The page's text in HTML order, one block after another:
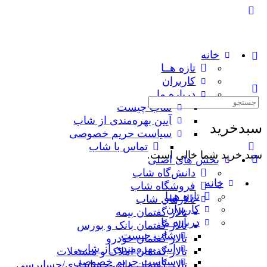
خانه
تازه هــا
کاربران
درباره ما
شاب چیست
آیین بهره‌مندی از شاب
سیاست حریم خصوصی
تماس با شاب
بخش های اصلی
دانش‌گاه شاب
فروشگاه شاب
تالارهاي شاب
تالار گفتمان بیمه
تالار گفتمان بانک و بورس
تالار گفتمان خودرو
تالار گفتمان املاک و مستغلات
تالار گفتمان مالی-حسابداری/حسابرسی
سبدخرید
سبد خرید شما خالی است.
جستجوی:
خانه
تازه هــا
کاربران
درباره ما
شاب چیست
آیین بهره‌مندی از شاب
سیاست حریم خصوصی